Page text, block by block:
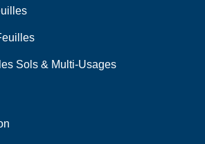
Sols & Multi-Usages